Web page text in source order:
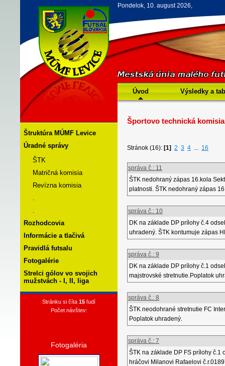
Pondelok, 10. august 2026,
Úvod Výsledky a
Štruktúra MÚMF Levice
Úradné správy
ŠTK
Matričná komisia
Revízna komisia
.
.
Rozhodcovia
Informácie a tlačivá
Pravidlá futsalu
Fotogalérie
Strelci gólov vo svojich
mužstvách - I, II, liga
Stránku si číta 15 ľudí
Počet návštev:
Fotogaléria
Športovo technická komisia
Stránok (16): [1] 2 3 4 ... 16
správa č.: 11
ŠTK nedohraný zápas 16.kola
platnosti. ŠTK nedohraný zápas
správa č.: 10
DK na základe DP prílohy č.4
uhradený. ŠTK kontumuje zápas
správa č.: 9
DK na základe DP prílohy č.1
majstrovské stretnutie.Poplatok
správa č.: 8
ŠTK neodohrané stretnutie FC
Poplatok uhradený.
správa č.: 7
ŠTK na základe DP FS prílohy
hráčovi Milanovi Rafaelovi